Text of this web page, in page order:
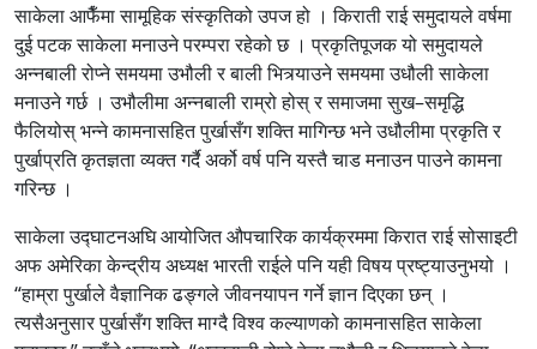
साकेला आफैँमा सामूहिक संस्कृतिको उपज हो । किराती राई समुदायले वर्षमा
दुई पटक साकेला मनाउने परम्परा रहेको छ । प्रकृतिपूजक यो समुदायले
अन्नबाली रोप्ने समयमा उभौली र बाली भित्र्याउने समयमा उधौली साकेला
मनाउने गर्छ । उभौलीमा अन्नबाली राम्रो होस् र समाजमा सुख–समृद्धि
फैलियोस् भन्ने कामनासहित पुर्खासँग शक्ति मागिन्छ भने उधौलीमा प्रकृति र
पुर्खाप्रति कृतज्ञता व्यक्त गर्दै अर्को वर्ष पनि यस्तै चाड मनाउन पाउने कामना
गरिन्छ ।
साकेला उद्घाटनअघि आयोजित औपचारिक कार्यक्रममा किरात राई सोसाइटी
अफ अमेरिका केन्द्रीय अध्यक्ष भारती राईले पनि यही विषय प्रष्ट्याउनुभयो ।
“हाम्रा पुर्खाले वैज्ञानिक ढङ्गले जीवनयापन गर्ने ज्ञान दिएका छन् ।
त्यसैअनुसार पुर्खासँग शक्ति माग्दै विश्व कल्याणको कामनासहित साकेला